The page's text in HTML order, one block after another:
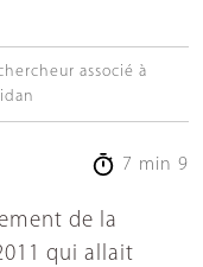
associé à
7 min 9
qui allait